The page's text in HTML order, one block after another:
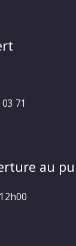
71
au